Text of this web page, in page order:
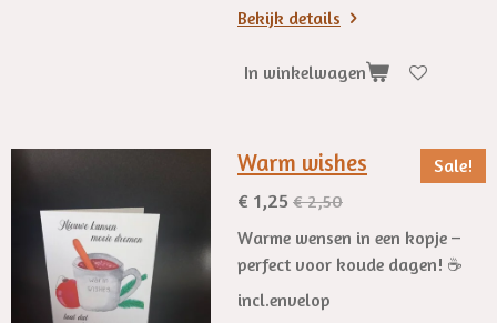
Bekijk details
In winkelwagen
Sale!
Warm wishes
€ 1,25 € 2,50
Warme wensen in een kopje –
perfect voor koude dagen! ☕
incl.envelop